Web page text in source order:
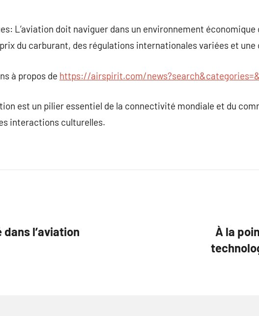
L’aviation doit naviguer dans un environnement économique
du carburant, des régulations internationales variées et
à propos de https://airspirit.com/
est un pilier essentiel de la connectivité mondiale et du
interactions culturelles.
dans l’aviation
À la